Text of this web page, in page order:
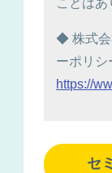
ことはあ
◆ 株式会
ーポリシ
https://
セ